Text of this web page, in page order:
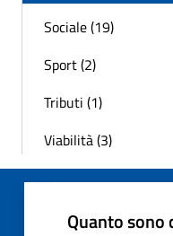
Sociale (19)
Sport (2)
Tributi (1)
Viabilità (3)
Quanto